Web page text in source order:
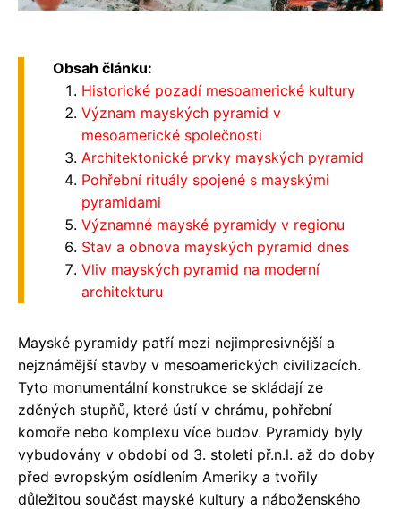
Obsah článku:
Historické pozadí mesoamerické kultury
Význam mayských pyramid v
mesoamerické společnosti
Architektonické prvky mayských pyramid
Pohřební rituály spojené s mayskými
pyramidami
Významné mayské pyramidy v regionu
Stav a obnova mayských pyramid dnes
Vliv mayských pyramid na moderní
architekturu
Mayské pyramidy patří mezi nejimpresivnější a
nejznámější stavby v mesoamerických civilizacích.
Tyto monumentální konstrukce se skládají ze
zděných stupňů, které ústí v chrámu, pohřební
komoře nebo komplexu více budov. Pyramidy byly
vybudovány v období od 3. století př.n.l. až do doby
před evropským osídlením Ameriky a tvořily
důležitou součást mayské kultury a náboženského